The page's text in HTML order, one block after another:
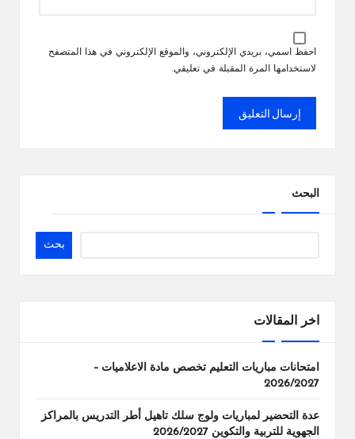
احفظ اسمي، بريدي الإلكتروني، والموقع الإلكتروني في هذا المتصفح
لاستخدامها المرة المقبلة في تعليقي.
البحث
بحث
اخر المقالات
امتحانات مباريات التعليم تخصص مادة الاعلاميات –
2026/2027
عدة التحضير لمباريات ولوج سلك تاهيل أطر التدريس بالمراكز
الجهوية للتربية والتكوين 2026/2027